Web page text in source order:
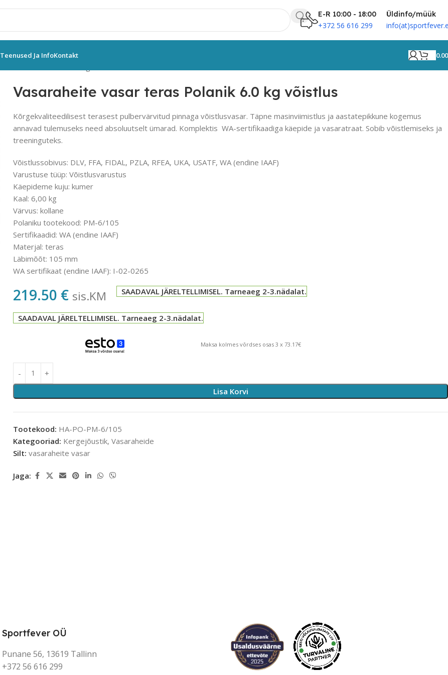
E-R 10:00 - 18:00
+372 56 616 299
Üldinfo/müük
Teenused Ja InfoKontakt
Vasaraheite vasar teras Polanik 6.0 kg võistlus
Kõrgekvaliteedilisest terasest pulbervärvitud pinnaga võistlusvasar. Täpne masinviimistlus ja aastatepikkune kogemus
annavad tulemuseks need absoluutselt ümarad. Komplektis WA-sertifikaadiga käepide ja vasaratraat. Sobib võistlemiseks ja
treeninguteks.
Võistlussobivus: DLV, FFA, FIDAL, PZLA, RFEA, UKA, USATF, WA (endine IAAF)
Varustuse tüüp: Võistlusvarustus
Käepideme kuju: kumer
Kaal: 6,00 kg
Värvus: kollane
Polaniku tootekood: PM-6/105
Sertifikaadid: WA (endine IAAF)
Materjal: teras
Läbimõõt: 105 mm
WA sertifikaat (endine IAAF): I-02-0265
219.50 € sis.KM SAADAVAL JÄRELTELLIMISEL. Tarneaeg 2-3.nädalat.
SAADAVAL JÄRELTELLIMISEL. Tarneaeg 2-3.nädalat.
Maksa kolmes võrdses osas 3 x 73.17€
Lisa Korvi
Tootekood: HA-PO-PM-6/105
Kategooriad: Kergejõustik, Vasaraheide
Silt: vasaraheite vasar
Jaga:
Sportfever OÜ
Punane 56, 13619 Tallinn
+372 56 616 299